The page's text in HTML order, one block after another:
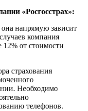
«Росгосстрах»:
она напрямую зависит
компания
12% от стоимости
страхования
Необходимо
телефонов.